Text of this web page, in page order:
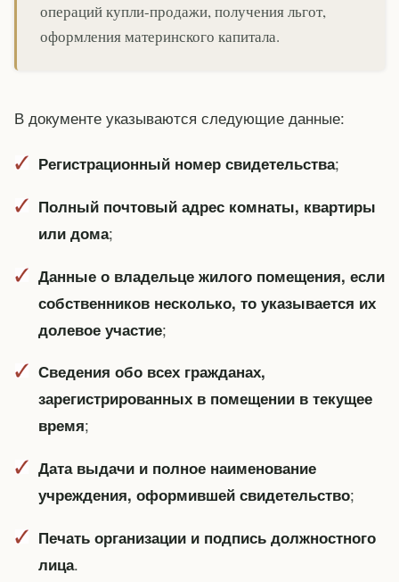
операций купли-продажи, получения льгот,
оформления материнского капитала.
В документе указываются следующие данные:
Регистрационный номер свидетельства;
Полный почтовый адрес комнаты, квартиры
или дома;
Данные о владельце жилого помещения, если
собственников несколько, то указывается их
долевое участие;
Сведения обо всех гражданах,
зарегистрированных в помещении в текущее
время;
Дата выдачи и полное наименование
учреждения, оформившей свидетельство;
Печать организации и подпись должностного
лица.